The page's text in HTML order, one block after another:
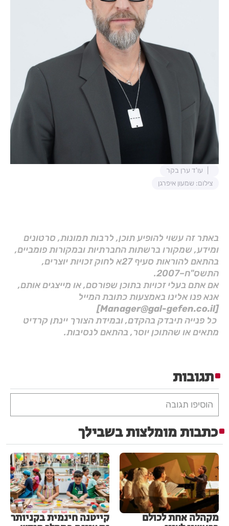
עו'ד ערן בקר
צילום: שמעון איפרגן
באתר זה עשוי להופיע תוכן, לרבות תמונות, סרטונים
ומידע, שמקורו ברשתות החברתיות ובמקורות פומביים,
בהתאם להוראות סעיף 27א לחוק זכויות יוצרים,
התשס"ח–2007.
אם אתם בעלי זכויות בתוכן שפורסם, או מייצגים אותם,
אנא פנו אלינו באמצעות כתובת המייל
[Manager@gal-gefen.co.il]
כל פנייה תיבדק בהקדם, ובמידת הצורך יינתן קרדיט
מתאים או שהתוכן יוסר, בהתאם לנסיבות.
תגובות
הוסיפו תגובה
כתבות מומלצות בשבילך
מקהלה אחת לכולם קייטנה חינמית בקניותר